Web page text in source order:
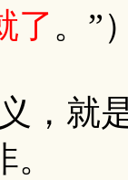
了 。”
就是